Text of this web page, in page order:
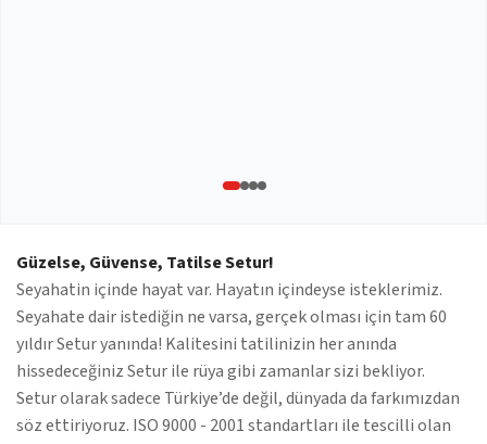
Güzelse, Güvense, Tatilse Setur!
Seyahatin içinde hayat var. Hayatın içindeyse isteklerimiz.
Seyahate dair istediğin ne varsa, gerçek olması için tam 60
yıldır Setur yanında! Kalitesini tatilinizin her anında
hissedeceğiniz Setur ile rüya gibi zamanlar sizi bekliyor.
Setur olarak sadece Türkiye’de değil, dünyada da farkımızdan
söz ettiriyoruz. ISO 9000 - 2001 standartları ile tescilli olan